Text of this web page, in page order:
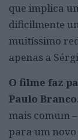
que implica
dificilmente
muitíssimo
apenas a
O filme faz
Paulo Branco
mais comum
para um